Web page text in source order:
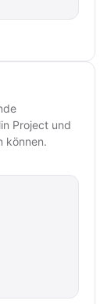
Project und
können.